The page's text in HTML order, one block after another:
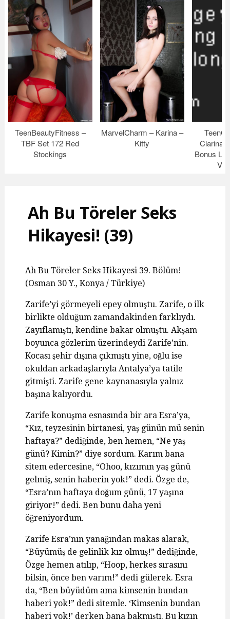
TeenBeautyFitness –
TBF Set 172 Red
Stockings
MarvelCharm – Karina –
Kitty
Clarina
Bonus
Ah Bu Töreler Seks
Hikayesi! (39)
Ah Bu Töreler Seks Hikayesi 39. Bölüm!
(Osman 30 Y., Konya / Türkiye)
Zarife’yi görmeyeli epey olmuştu. Zarife, o ilk
birlikte olduğum zamandakinden farklıydı.
Zayıflamıştı, kendine bakar olmuştu. Akşam
boyunca gözlerim üzerindeydi Zarife’nin.
Kocası şehir dışına çıkmıştı yine, oğlu ise
okuldan arkadaşlarıyla Antalya’ya tatile
gitmişti. Zarife gene kaynanasıyla yalnız
başına kalıyordu.
Zarife konuşma esnasında bir ara Esra’ya,
“Kız, teyzesinin birtanesi, yaş günün mü senin
haftaya?” dediğinde, ben hemen, “Ne yaş
günü? Kimin?” diye sordum. Karım bana
sitem edercesine, “Ohoo, kızımın yaş günü
gelmiş, senin haberin yok!” dedi. Özge de,
“Esra’nın haftaya doğum günü, 17 yaşına
giriyor!” dedi. Ben bunu daha yeni
öğreniyordum.
Zarife Esra’nın yanağından makas alarak,
“Büyümüş de gelinlik kız olmuş!” dediğinde,
Özge hemen atılıp, “Hoop, herkes sırasını
bilsin, önce ben varım!” dedi gülerek. Esra
da, “Ben büyüdüm ama kimsenin bundan
haberi yok!” dedi sitemle. ‘Kimsenin bundan
haberi yok!’ derken bana bakmıştı. Bu kızın